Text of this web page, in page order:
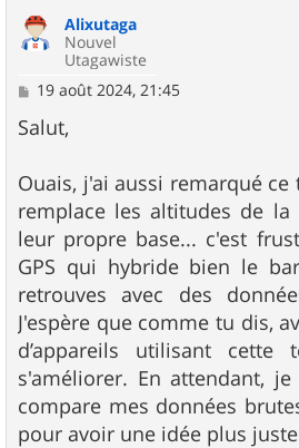
Alixutaga
Nouvel
Utagawiste
M
s
s
g
e
19 août 2024, 21:45
Salut,
Ouais, j'ai aussi remarqué ce
remplace les altitudes de
leur propre base... c'est
GPS qui hybride bien le
retrouves avec des
J'espère que comme tu dis,
d’appareils utilisant cette
s'améliorer. En attendant,
compare mes données
pour avoir une idée plus